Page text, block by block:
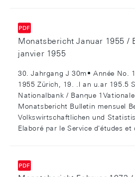
Monatsbericht Januar 1955 /
janvier 1955
30. Jahrgang J 30m• Année No.
1955 Zürich, 19. .l an u.ar 195.5
Nationalbank / Banque
Monatsbericht Bulletin mensuel
Volkswirtschaftlichen und
Elaboré par le Service d'études et